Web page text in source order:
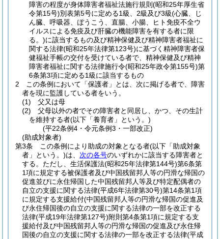
障害の程度が身体障害者福祉法施行規則 (昭和25年厚生省
令第15号)別表第5号に定める1級、2級及び3級(心臓、じ
ん臓、呼吸器、ぼうこう、直腸、小腸、ヒト免疫不全ウ
イルスによる免疫及び肝臓の機能障害を有する者に限
る。)に該当するもの及び精神保健及び精神障害者福祉に
関する法律(昭和25年法律第123号)に基づく精神障害者保
健福祉手帳の交付を受けている者で、精神保健及び精神
障害者福祉に関する法律施行令(昭和25年政令第155号)第
6条第3項に定める1級に該当するもの
2
この条例において「保護者」とは、次に掲げる者で、障害
者を現に監護している者をいう。
(1)
父又は母
(2)
父母以外の者でその障害者と同居し、かつ、その生計
を維持する者(以下「養育者」という。)
(平22条例4・令元条例3・一部改正)
(助成対象者)
第3条
この条例により助成の対象となる者(以下「助成対象
者」という。)は、 次の各号のいずれかに該当する障害者と
する。 ただし、生活保護法(昭和25年法律第144号)第6条第
1項に規定する被保護者及び中国残留邦人等の円滑な帰国の
促進並びに永住帰国した中国残留邦人等及び特定配偶者の
自立の支援に関する法律(平成6年法律第30号)第14条第1項
に規定する支援給付(中国残留邦人等の円滑な帰国の促進及
び永住帰国後の自立の支援に関する法律の一部を改正する
法律(平成19年法律第127号)附則第4条第1項に規定する支
援給付及び中国残留邦人等の円滑な帰国の促進及び永住帰
国後の自立の支援に関する法律の一部を改正する法律(平成